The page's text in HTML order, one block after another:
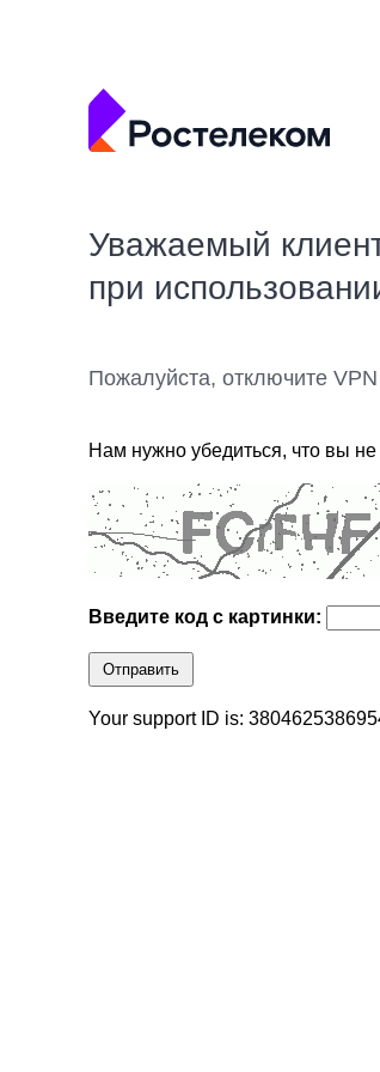
Уважаемый
при
Пожалуйста, отключите
Нам нужно убедиться, что вы
Введите код с картинки:
Отправить
Your support ID is: